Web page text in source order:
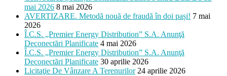
mai 2026 8 mai 2026
AVERTIZARE. Metodă nouă de fraudă în doi pași! 7 mai
2026
Î.C.S. „Premier Energy Distribution” S.A. Anunţă
Deconectări Planificate 4 mai 2026
Î.C.S. „Premier Energy Distribution” S.A. Anunţă
Deconectări Planificate 30 aprilie 2026
Licitaţie De Vânzare A Terenurilor 24 aprilie 2026